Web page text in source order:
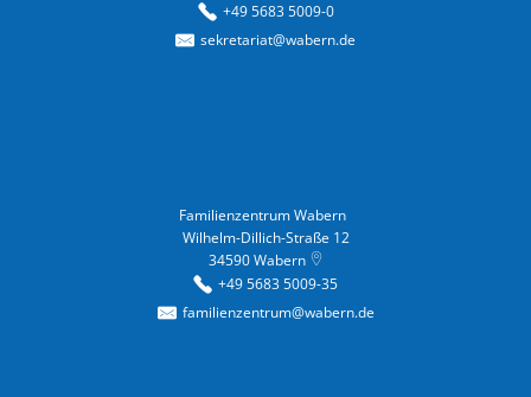
+49 5683 5009-0
sekretariat@wabern.de
Familienzentrum Wabern
Wilhelm-Dillich-Straße 12
34590 Wabern
+49 5683 5009-35
familienzentrum@wabern.de